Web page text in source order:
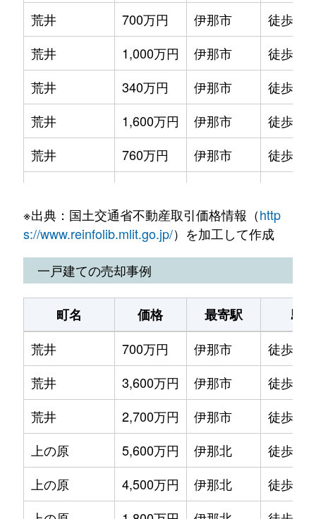
荒井
700万円 伊那市
徒歩4分
荒井
1,000万円 伊那市
徒歩21
荒井
340万円 伊那市
徒歩26
荒井
1,600万円 伊那市
徒歩21
荒井
760万円 伊那市
徒歩21
上の原
1,900万円 伊那北
徒歩45
上の原
650万円 伊那北
徒歩25
狐島
5,600万円 伊那市
徒歩14
660万円 伊那市
徒歩18
狐島
1,400万円 伊那市
徒歩15
境
840万円 伊那市
徒歩18
境
1,900万円 伊那市
徒歩24
境
3,300万円 伊那市
徒歩20
仙美
560万円 田畑
徒歩45
※出典：国土交通省不動産取引価格情報（http
s://www.reinfolib.mlit.go.jp/）を加工して作成
一戸建ての売却事例
町名 価格 最寄駅
駅
荒井
700万円 伊那市
徒歩5分
荒井
3,600万円 伊那市
徒歩21
荒井
2,700万円 伊那市
徒歩21
上の原
5,600万円 伊那北
徒歩29
上の原
4,500万円 伊那北
徒歩45